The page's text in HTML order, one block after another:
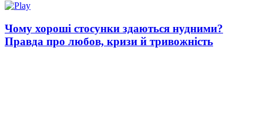
Чому хороші стосунки здаються нудними?
Правда про любов, кризи й тривожність